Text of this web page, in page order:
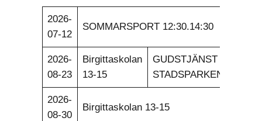
2026-
07-12
SOMMARSPORT 12:30.14:30
2026-
08-23
Birgittaskolan
13-15
GUDSTJÄNST
STADSPARKEN KL 11.
2026-
08-30
Birgittaskolan 13-15